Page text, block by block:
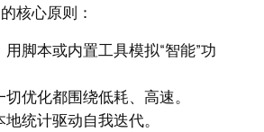
核心原则：
用脚本或内置工具模拟“智能”功
切优化都围绕低耗、高速。
地统计驱动自我迭代。